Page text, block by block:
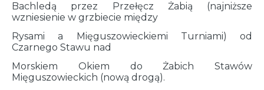
Bachledą przez Przełęcz Żabią (najniższe
wzniesienie w grzbiecie między
Rysami a Mięguszowieckiemi Turniami) od
Czarnego Stawu nad
Morskiem Okiem do Żabich Stawów
Mięguszowieckich (nową drogą).